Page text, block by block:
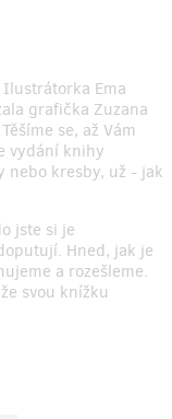
Ema
grafička Zuzana
se, až Vám
vydání knihy
kresby, už - jak
jste si je
Hned, jak je
a rozešleme.
svou knížku